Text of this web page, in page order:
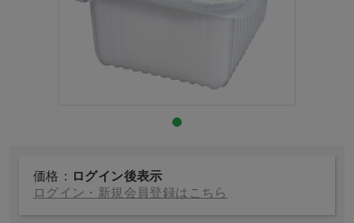
価格： ログイン後表示
ログイン・新規会員登録はこちら